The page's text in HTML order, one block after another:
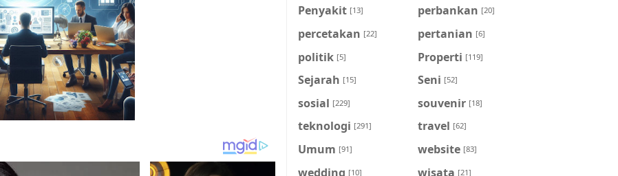
Penyakit [13] perbankan [20]
percetakan [22] pertanian [6]
politik [5] Properti [119]
Sejarah [15] Seni [52]
sosial [229] souvenir [18]
teknologi [291] travel [62]
Umum [91] website [83]
wedding [10] wisata [21]